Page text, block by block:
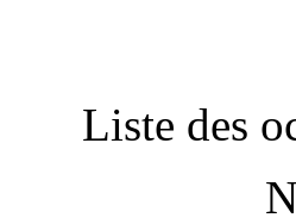
Liste des